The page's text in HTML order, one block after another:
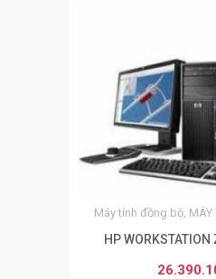
Máy tính đồng bộ, MÁY
HP